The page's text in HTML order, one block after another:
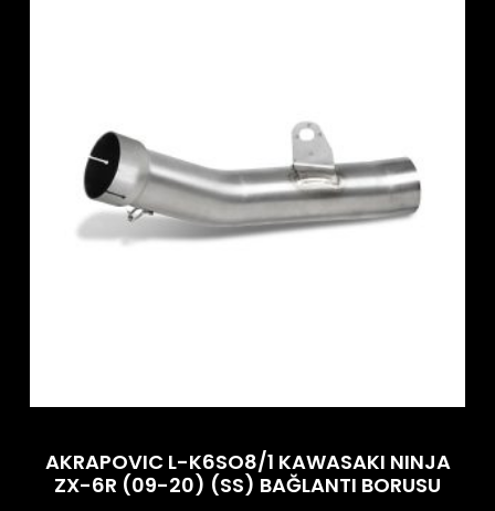
AKRAPOVIC L-K6SO8/1 KAWASAKI NINJA
ZX-6R (09-20) (SS) BAĞLANTI BORUSU